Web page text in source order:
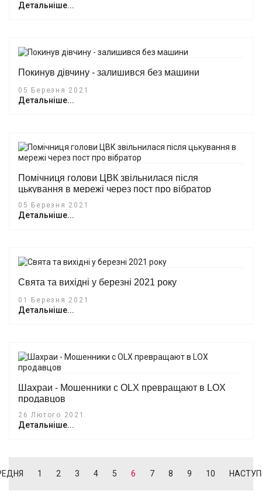
Детальніше...
Покинув дівчину - залишився без машини
05 Березня 2021
Детальніше...
Помічниця голови ЦВК звільнилася після
цькування в мережі через пост про вібратор
05 Березня 2021
Детальніше...
Свята та вихідні у березні 2021 року
01 Березня 2021
Детальніше...
Шахраи - Мошенники с OLX превращают в LOX
продавцов
26 Лютого 2021
Детальніше...
1 2 3 4 5 6 7 8 9 10